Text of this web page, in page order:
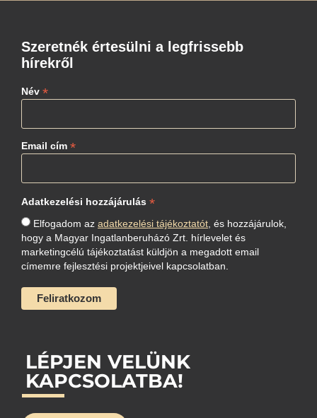
Szeretnék értesülni a legfrissebb
hírekről
Név *
Email cím *
Adatkezelési hozzájárulás *
Elfogadom az adatkezelési tájékoztatót, és hozzájárulok,
hogy a Magyar Ingatlanberuházó Zrt. hírlevelet és
marketingcélú tájékoztatást küldjön a megadott email
címemre fejlesztési projektjeivel kapcsolatban.
LÉPJEN VELÜNK
KAPCSOLATBA!